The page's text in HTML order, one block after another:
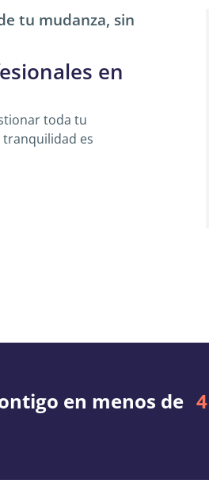
tu mudanza, sin
en
toda tu
tranquilidad es
en menos de